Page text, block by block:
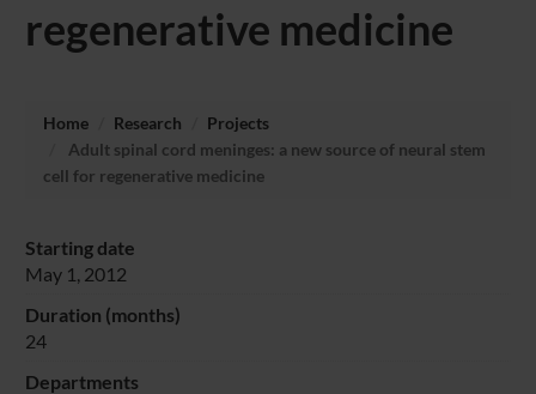
regenerative medicine
Home Research
Projects
Adult spinal cord meninges: a new source of neural stem
cell for regenerative medicine
Starting date
May 1, 2012
Duration (months)
24
Departments